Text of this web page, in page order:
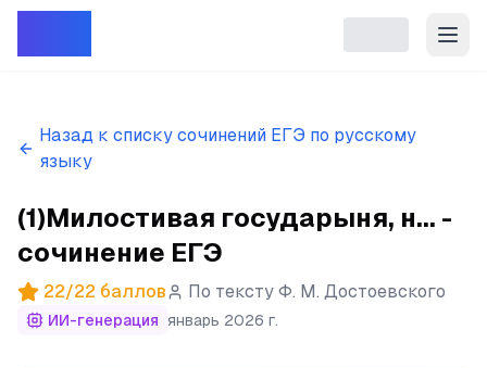
Назад к списку сочинений ЕГЭ по русскому
языку
(1)Милостивая государыня, н... -
сочинение ЕГЭ
22/22 баллов По тексту Ф. М. Достоевского
ИИ-генерация январь 2026 г.